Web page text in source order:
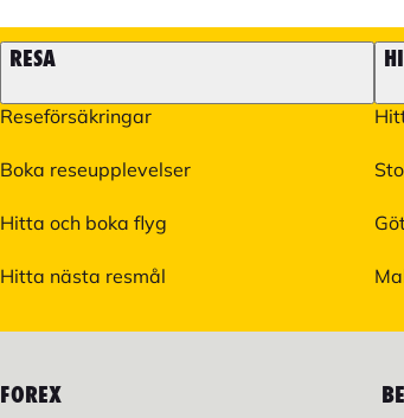
RESA
Reseförsäkringar
Boka reseupplevelser
Hitta och boka flyg
Hitta nästa resmål
FOREX